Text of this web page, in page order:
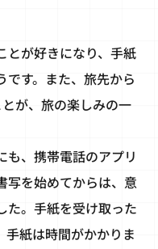
とが好きになり、手紙
です。また、旅先から
が、旅の楽しみの一
も、携帯電話のアプリ
写を始めてからは、意
た。手紙を受け取った
手紙は時間がかかりま